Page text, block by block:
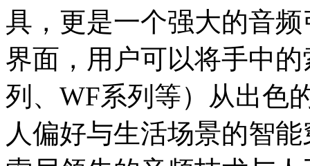
具，更是一个强大的音
界面，用户可以将手中
列、WF系列等）从出色
人偏好与生活场景的智